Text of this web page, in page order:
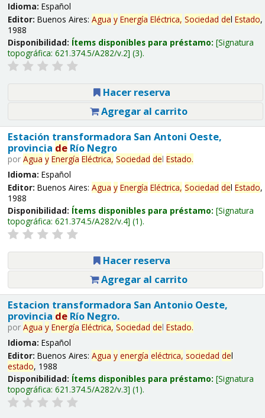
Idioma: Español
Editor: Buenos Aires: Agua y Energía Eléctrica, Sociedad del Estado,
1988
Disponibilidad: Ítems disponibles para préstamo: Signatura
topográfica: 621.374.5/A282/v.2 (3).
Hacer reserva
Agregar al carrito
Estación transformadora San Antoni Oeste,
provincia deRío Negro
por Agua y Energía Eléctrica, Sociedad del Estado.
Idioma: Español
Editor: Buenos Aires: Agua y Energía Eléctrica, Sociedad del Estado,
1988
Disponibilidad: Ítems disponibles para préstamo: Signatura
topográfica: 621.374.5/A282/v.4 (1).
Hacer reserva
Agregar al carrito
Estacion transformadora San Antonio Oeste,
provincia deRío Negro.
por Agua y Energía Eléctrica, Sociedad del Estado.
Idioma: Español
Editor: Buenos Aires: Agua y energía eléctrica, sociedad del
estado, 1988
Disponibilidad: Ítems disponibles para préstamo: Signatura
topográfica: 621.374.5/A282/v.3 (1).